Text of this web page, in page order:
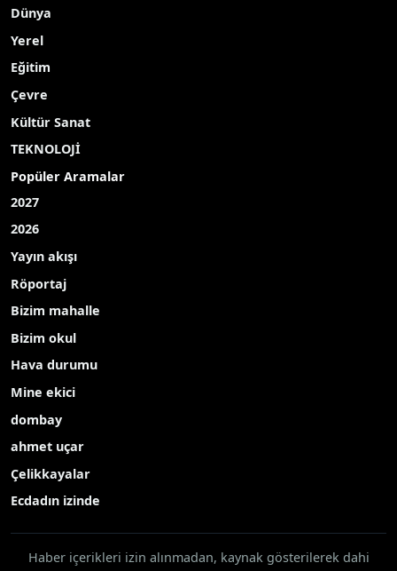
Dünya
Yerel
Eğitim
Çevre
Kültür Sanat
TEKNOLOJİ
Popüler Aramalar
2027
2026
Yayın akışı
Röportaj
Bizim mahalle
Bizim okul
Hava durumu
Mine ekici
dombay
ahmet uçar
Çelikkayalar
Ecdadın izinde
Haber içerikleri izin alınmadan, kaynak gösterilerek dahi